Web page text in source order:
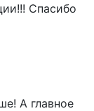
Спасибо
А главное